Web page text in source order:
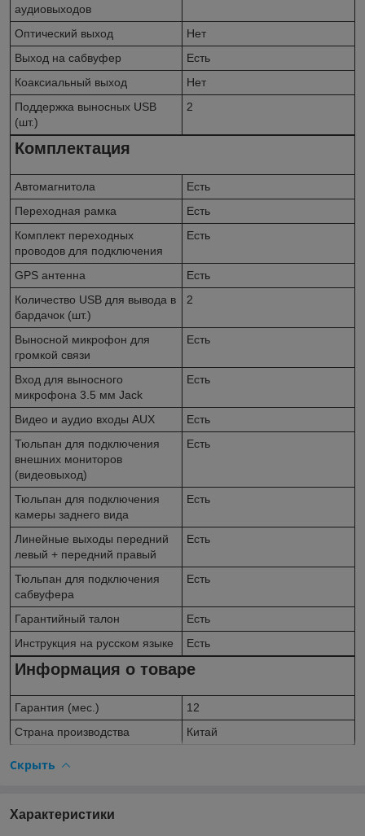
аудиовыходов
Оптический выход
Нет
Выход на сабвуфер
Есть
Коаксиальный выход
Нет
Поддержка выносных USB
(шт.)
2
Комплектация
Автомагнитола
Есть
Переходная рамка
Есть
Комплект переходных
проводов для подключения
Есть
GPS антенна
Есть
Количество USB для вывода в
бардачок (шт.)
2
Выносной микрофон для
громкой связи
Есть
Вход для выносного
микрофона 3.5 мм Jack
Есть
Видео и аудио входы AUX
Есть
Тюльпан для подключения
внешних мониторов
(видеовыход)
Есть
Тюльпан для подключения
камеры заднего вида
Есть
Линейные выходы передний
левый + передний правый
Есть
Тюльпан для подключения
сабвуфера
Есть
Гарантийный талон
Есть
Инструкция на русском языке
Есть
Информация о товаре
Гарантия (мес.)
12
Страна производства
Китай
Скрыть
Характеристики